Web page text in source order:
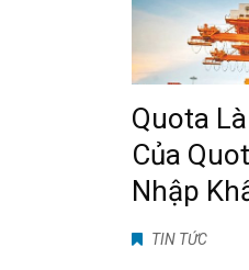
Quota
Của
Nhập
TIN TỨC